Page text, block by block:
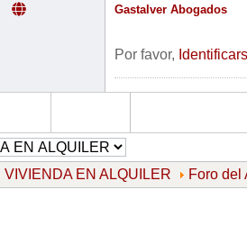
Gastalver Abogados
Por favor,
VIVIENDA EN ALQUILER Foro del